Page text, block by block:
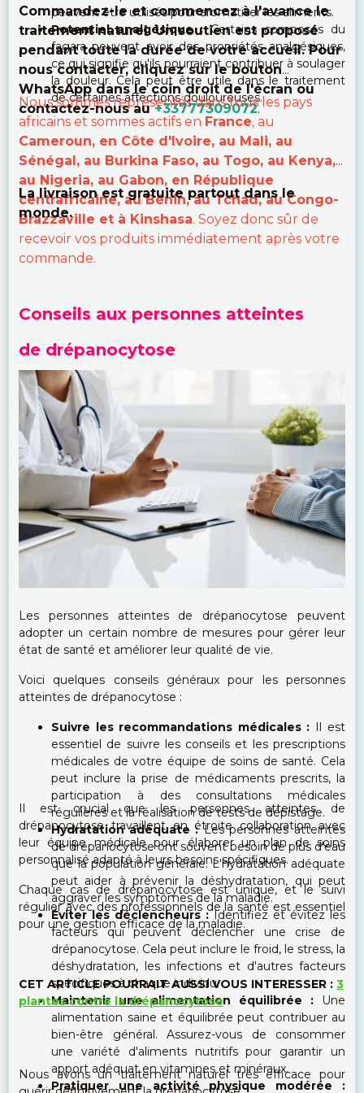
peuvent être utilisés pour aromatiser les aliments.
Potentiel analgésique :Certains composés du
fagara peuvent avoir des propriétés analgésiques,
ce qui signifie qu'ils pourraient contribuer à soulager
la douleur. Cela peut être utile dans le traitement
de certaines affections douloureuses.
Commandez-le et commencez à l'avance le
traitement naturel. Un soutien est proposé
pendant toute la durée de votre accueil. Pour
nous contacter, cliquez sur le bouton
WhatsApp dans le coin droit de l'écran ou
contactez-nous au+33777309072.
Nous sommes représentés dans tous les pays
africains et sommes actifs en France, au
Cameroun, en Côte d'Ivoire, au Mali, au
Sénégal, au Burkina Faso, au Togo, au Kenya,
au Nigeria, au Gabon, en République
centrafricaine, au Bénin, au Tchad, au Congo-
Brazzaville et à Kinshasa. Soyez donc sûr de
recevoir vos produits immédiatement après votre
commande.
La livraison est gratuite partout dans le
monde.
Conseils aux personnes atteintes
de drépanocytose
Les personnes atteintes de drépanocytose peuvent
adopter un certain nombre de mesures pour gérer leur
état de santé et améliorer leur qualité de vie.
Voici quelques conseils généraux pour les personnes
atteintes de drépanocytose :
Suivre les recommandations médicales : Il est
essentiel de suivre les conseils et les prescriptions
médicales de votre équipe de soins de santé. Cela
peut inclure la prise de médicaments prescrits, la
participation à des consultations médicales
régulières et la réalisation de tests de dépistage.
Hydratation adéquate :Les personnes atteintes
de drépanocytose ont souvent besoin de plus d'eau
que la population générale. L'hydratation adéquate
peut aider à prévenir la déshydratation, qui peut
aggraver les symptômes de la maladie.
Éviter les déclencheurs :Identifiez et évitez les
facteurs qui peuvent déclencher une crise de
drépanocytose. Cela peut inclure le froid, le stress, la
déshydratation, les infections et d'autres facteurs
spécifiques à chaque individu.
Maintenir une alimentation équilibrée : Une
alimentation saine et équilibrée peut contribuer au
bien-être général. Assurez-vous de consommer
une variété d'aliments nutritifs pour garantir un
apport adéquat en vitamines et minéraux.
Pratiquer une activité physique modérée :
Il est crucial que les personnes atteintes de
drépanocytose travaillent en étroite collaboration avec
leur équipe médicale pour élaborer un plan de soins
personnalisé adapté à leurs besoins spécifiques.
Chaque cas de drépanocytose est unique, et le suivi
régulier avec des professionnels de la santé est essentiel
pour une gestion efficace de la maladie.
CET ARTICLE POURRAIT AUSSI VOUS INTERESSER : 3
plantes contre la drépanocytose
Nous avons un traitement naturel très efficace pour